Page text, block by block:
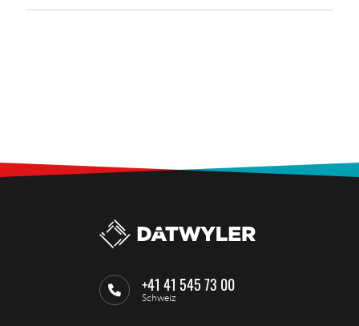
+41 41 545 73 00
Schweiz